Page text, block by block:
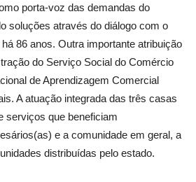
porta-voz das demandas do
soluções através do diálogo com o
86 anos. Outra importante atribuição
do Serviço Social do Comércio
de Aprendizagem Comercial
A atuação integrada das três casas
serviços que beneficiam
e a comunidade em geral, a
distribuídas pelo estado.